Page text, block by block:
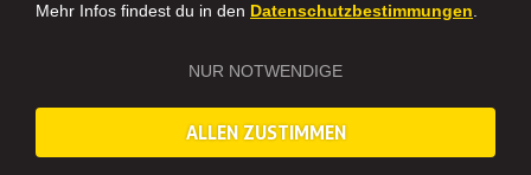
Mehr Infos findest du in den Datenschutzbestimmungen.
NUR NOTWENDIGE
ALLEN ZUSTIMMEN